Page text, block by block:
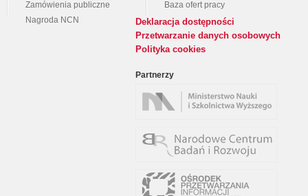
Zamówienia publiczne
Nagroda NCN
Baza ofert pracy
Deklaracja dostępności
Przetwarzanie danych osobowych
Polityka cookies
Partnerzy